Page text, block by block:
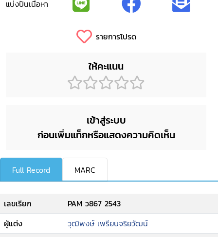
แบ่งปันเนื้อหา
รายการโปรด
ให้คะแนน
เข้าสู่ระบบ
ก่อนเพิ่มแท็กหรือแสดงความคิดเห็น
Full Record MARC
เลขเรียก
PAM ว867 2543
ผู้แต่ง
วุฒิพงษ์ เพรียบจริยวัฒน์